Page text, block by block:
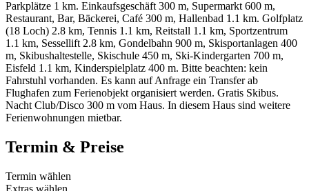
Parkplätze 1 km. Einkaufsgeschäft 300 m, Supermarkt 600 m,
Restaurant, Bar, Bäckerei, Café 300 m, Hallenbad 1.1 km. Golfplatz
(18 Loch) 2.8 km, Tennis 1.1 km, Reitstall 1.1 km, Sportzentrum
1.1 km, Sessellift 2.8 km, Gondelbahn 900 m, Skisportanlagen 400
m, Skibushaltestelle, Skischule 450 m, Ski-Kindergarten 700 m,
Eisfeld 1.1 km, Kinderspielplatz 400 m. Bitte beachten: kein
Fahrstuhl vorhanden. Es kann auf Anfrage ein Transfer ab
Flughafen zum Ferienobjekt organisiert werden. Gratis Skibus.
Nacht Club/Disco 300 m vom Haus. In diesem Haus sind weitere
Ferienwohnungen mietbar.
Termin & Preise
Termin wählen
Extras wählen